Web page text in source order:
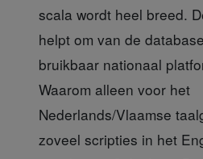
scala wordt heel breed.
helpt om van de
bruikbaar nationaal
Waarom alleen voor het
Nederlands/Vlaamse
zoveel scripties in het